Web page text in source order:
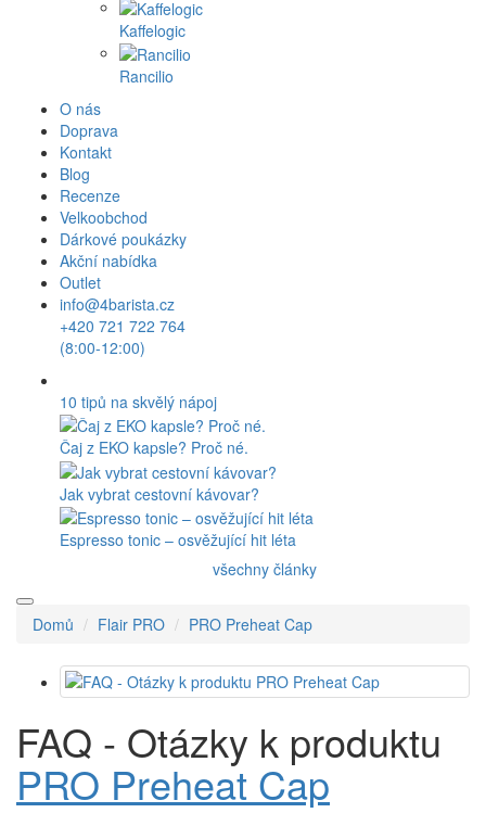
Kaffelogic
Rancilio
O nás
Doprava
Kontakt
Blog
Recenze
Velkoobchod
Dárkové poukázky
Akční nabídka
Outlet
info@4barista.cz
+420 721 722 764
(8:00-12:00)
10 tipů na skvělý nápoj
Čaj z EKO kapsle? Proč né.
Jak vybrat cestovní kávovar?
Espresso tonic – osvěžující hit léta
všechny články
Domů Flair PRO PRO Preheat Cap
FAQ - Otázky k produktu
PRO Preheat Cap